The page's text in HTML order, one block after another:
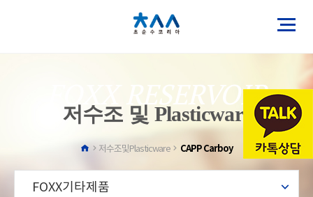
FOXX RESERVOIR
저수조 및 Plasticware
저수조및Plasticware CAPP Carboy
FOXX기타제품